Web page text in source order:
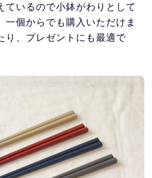
ているので小鉢がわりとして
一個からでも購入いただけま
り、プレゼントにも最適で